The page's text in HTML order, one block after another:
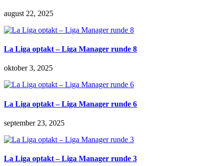
august 22, 2025
La Liga optakt – Liga Manager runde 8
oktober 3, 2025
La Liga optakt – Liga Manager runde 6
september 23, 2025
La Liga optakt – Liga Manager runde 3